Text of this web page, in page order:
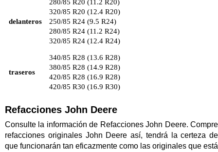
delanteros
280/85 R20 (11.2 R20)
320/85 R20 (12.4 R20)
250/85 R24 (9.5 R24)
280/85 R24 (11.2 R24)
320/85 R24 (12.4 R24)
traseros
340/85 R28 (13.6 R28)
380/85 R28 (14.9 R28)
420/85 R28 (16.9 R28)
420/85 R30 (16.9 R30)
Refacciones John Deere
Consulte la información de Refacciones John Deere. Compre
refacciones originales John Deere así, tendrá la certeza de
que funcionarán tan eficazmente como las originales que está